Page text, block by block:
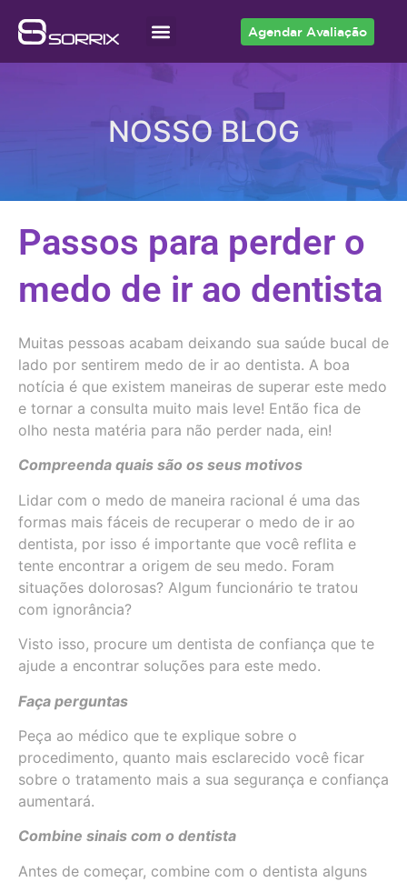
Agendar Avaliação
NOSSO BLOG
Passos para perder o
medo de ir ao dentista
Muitas pessoas acabam deixando sua saúde bucal de
lado por sentirem medo de ir ao dentista. A boa
notícia é que existem maneiras de superar este medo
e tornar a consulta muito mais leve! Então fica de
olho nesta matéria para não perder nada, ein!
Compreenda quais são os seus motivos
Lidar com o medo de maneira racional é uma das
formas mais fáceis de recuperar o medo de ir ao
dentista, por isso é importante que você reflita e
tente encontrar a origem de seu medo. Foram
situações dolorosas? Algum funcionário te tratou
com ignorância?
Visto isso, procure um dentista de confiança que te
ajude a encontrar soluções para este medo.
Faça perguntas
Peça ao médico que te explique sobre o
procedimento, quanto mais esclarecido você ficar
sobre o tratamento mais a sua segurança e confiança
aumentará.
Combine sinais com o dentista
Antes de começar, combine com o dentista alguns